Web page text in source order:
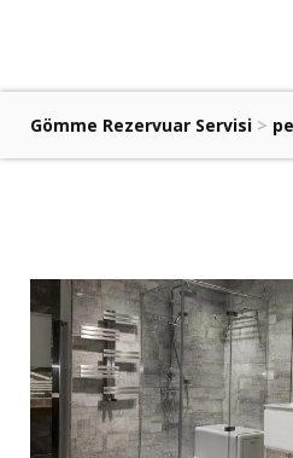
Gömme Rezervuar Servisi >